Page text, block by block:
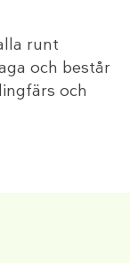
runt
och består
och